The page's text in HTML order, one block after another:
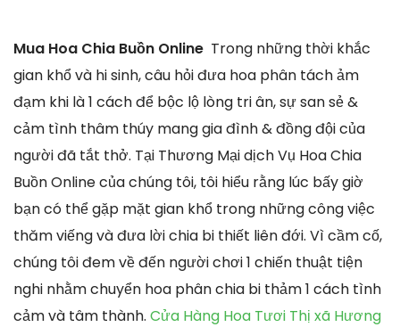
Mua Hoa Chia Buồn Online Trong những thời khắc
gian khổ và hi sinh, câu hỏi đưa hoa phân tách ảm
đạm khi là 1 cách để bộc lộ lòng tri ân, sự san sẻ &
cảm tình thâm thúy mang gia đình & đồng đội của
người đã tắt thở. Tại Thương Mại dịch Vụ Hoa Chia
Buồn Online của chúng tôi, tôi hiểu rằng lúc bấy giờ
bạn có thể gặp mặt gian khổ trong những công việc
thăm viếng và đưa lời chia bi thiết liên đới. Vì cầm cố,
chúng tôi đem về đến người chơi 1 chiến thuật tiện
nghi nhằm chuyển hoa phân chia bi thảm 1 cách tình
cảm và tâm thành. Cửa Hàng Hoa Tươi Thị xã Hương